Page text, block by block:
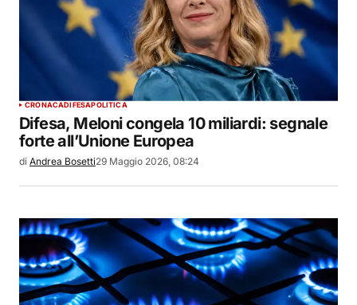
CRONACADIFESAPOLITICA
Difesa, Meloni congela 10 miliardi: segnale
forte all’Unione Europea
di Andrea Bosetti29 Maggio 2026, 08:24